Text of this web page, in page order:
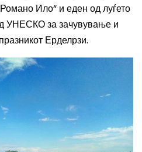
Ило“ и еден од луѓето
УНЕСКО за зачувување и
Ерделрзи.